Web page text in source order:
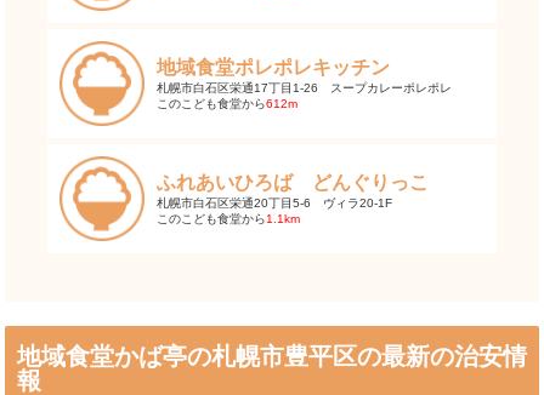
地域食堂ポレポレキッチン
札幌市白石区栄通17丁目1-26 スープカレーポレポレ
このこども食堂から612m
ふれあいひろば どんぐりっこ
札幌市白石区栄通20丁目5-6 ヴィラ20-1F
このこども食堂から1.1km
地域食堂かば亭の札幌市豊平区の最新の治安情
報